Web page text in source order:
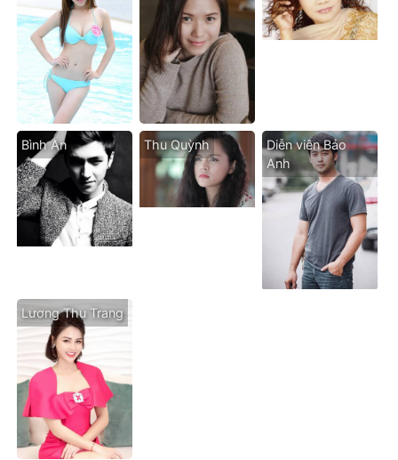
Bình An Thu Quỳnh
Diễn viên Bảo
Anh
Lương Thu Trang